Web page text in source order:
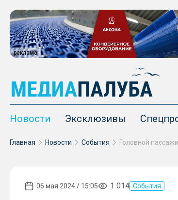
реклама
Новости Эксклюзивы
Главная Новости События
06 мая 2024 / 15:05 1 014 События